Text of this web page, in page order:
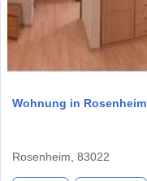
Wohnung in Rosenheim
Rosenheim, 83022